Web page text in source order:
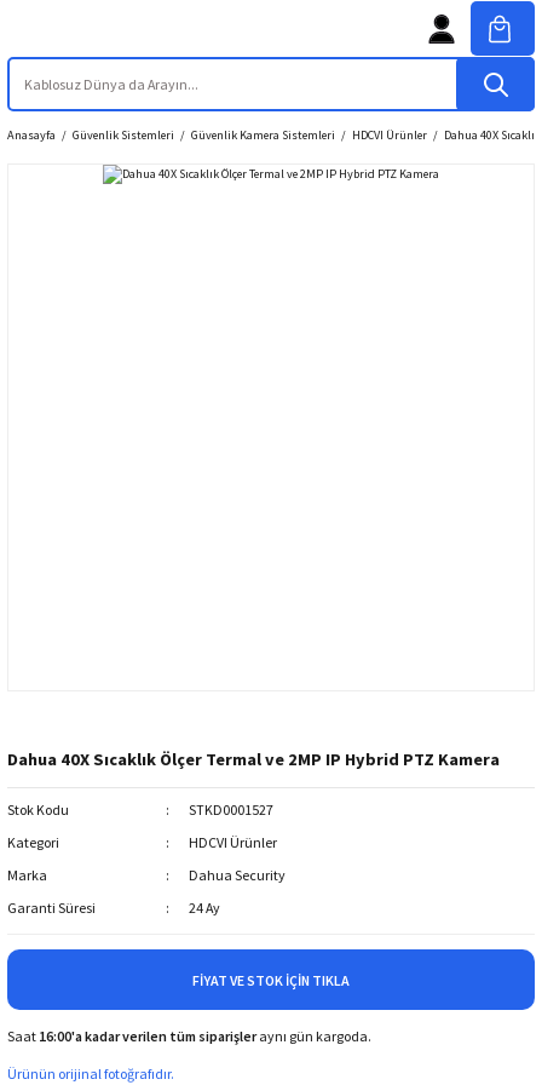
Anasayfa Güvenlik Sistemleri Güvenlik Kamera Sistemleri HDCVI Ürünler Dahua 40X
Dahua 40X Sıcaklık Ölçer Termal ve 2MP IP Hybrid PTZ Kamera
Stok Kodu
STKD0001527
Kategori
HDCVI Ürünler
Marka
Dahua Security
Garanti Süresi
24 Ay
FIYAT VE STOK İÇIN TIKLA
Saat 16:00'a kadar verilen tüm siparişleraynı gün kargoda.
Ürünün orijinal fotoğrafıdır.